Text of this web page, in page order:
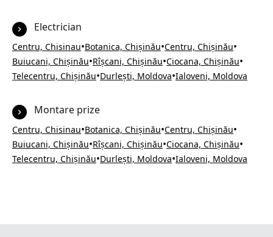
Electrician
Centru, Chisinau•Botanica, Chișinău•Centru, Chișinău•
Buiucani, Chișinău•Rîșcani, Chișinău•Ciocana, Chișinău•
Telecentru, Chișinău•Durlești, Moldova•Ialoveni, Moldova
Montare prize
Centru, Chisinau•Botanica, Chișinău•Centru, Chișinău•
Buiucani, Chișinău•Rîșcani, Chișinău•Ciocana, Chișinău•
Telecentru, Chișinău•Durlești, Moldova•Ialoveni, Moldova